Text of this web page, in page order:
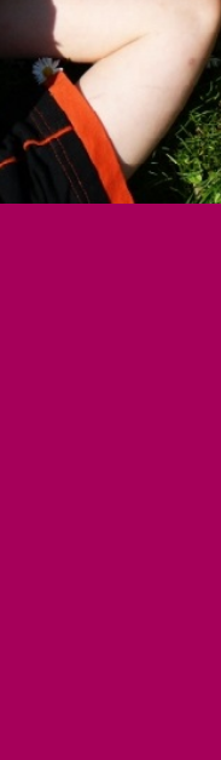
Geldauflagen und Bußgelder
Wir unterstützen Lawine
Unser Dank